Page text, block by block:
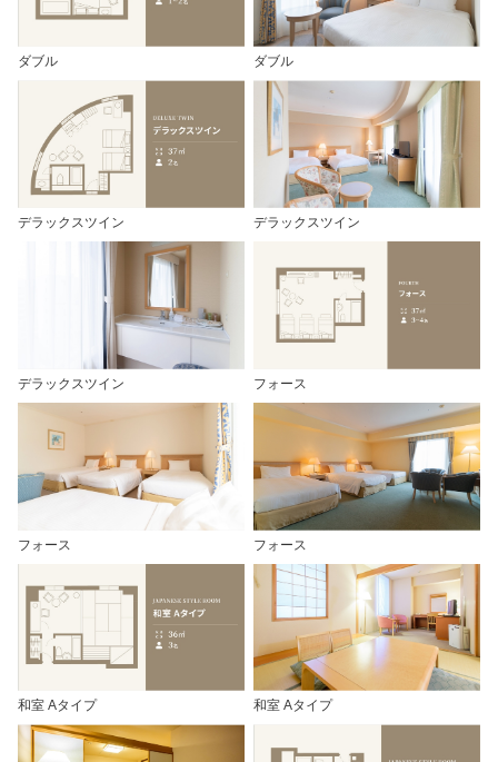
ダブル ダブル
デラックスツイン デラックスツイン
デラックスツイン フォース
フォース フォース
和室 Aタイプ 和室 Aタイプ